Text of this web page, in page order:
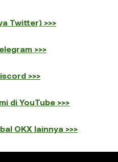
Twitter) >>>
>>>
>>>
di YouTube >>>
OKX lainnya >>>